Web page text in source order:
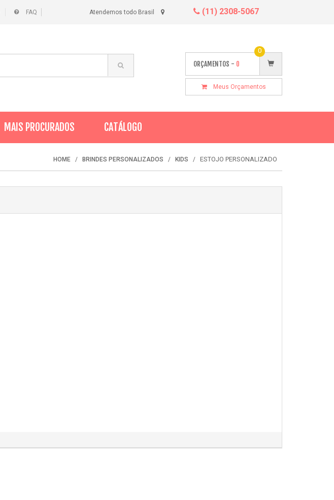
FAQ Atendemos todo Brasil (11) 2308-5067
ORÇAMENTOS - 0
0
Meus Orçamentos
MAIS PROCURADOS CATÁLOGO
HOME BRINDES PERSONALIZADOS KIDS ESTOJO PERSONALIZADO